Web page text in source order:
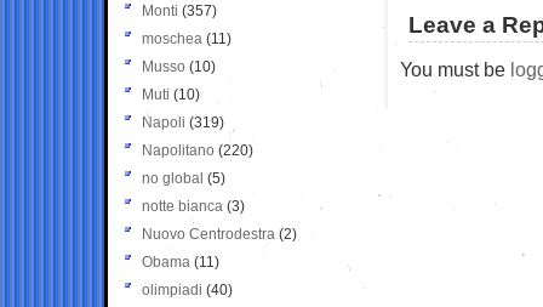
Leave a
You must be
Monti (357)
moschea (11)
Musso (10)
Muti (10)
Napoli (319)
Napolitano (220)
no global (5)
notte bianca (3)
Nuovo Centrodestra (2)
Obama (11)
olimpiadi (40)